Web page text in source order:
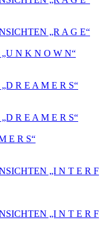
„R A G E“
„U N K N O W N“
„D R E A M E R S“
„D R E A M E R S“
E R S“
„I N T E R F
„I N T E R F